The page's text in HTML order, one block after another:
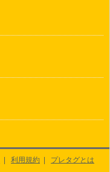
| 利用規約 | プレタグとは